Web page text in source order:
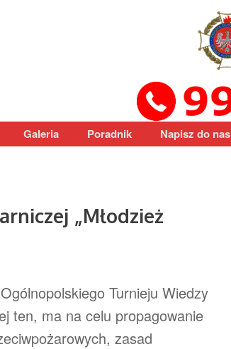
Galeria Poradnik Napisz do nas
„Młodzież
Turnieju Wiedzy
ten, ma na celu propagowanie
zasad